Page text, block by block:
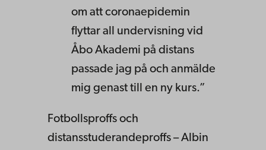
om att coronaepidemin
flyttar all undervisning vid
Åbo Akademi på distans
passade jag på och anmälde
mig genast till en ny kurs.”
Fotbollsproffs och
distansstuderandeproffs – Albin